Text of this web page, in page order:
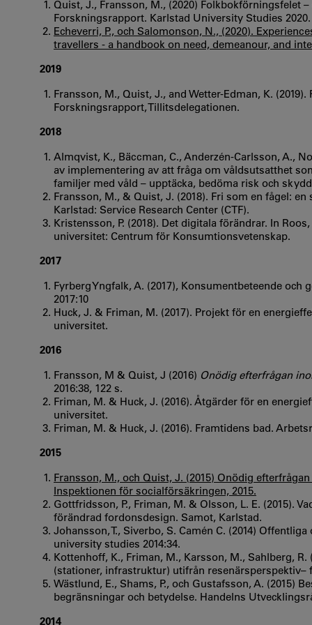
Quist, J., Fransson, M., (2020) Folkbokförningsfelet
Forskningsrapport. Karlstad University Studies 2020.
Echeverri, P., och Salomonson, N., (2020).
travellers - a handbook on need, demeanour, and
2019
Fransson, M., Quist, J., and Wetter-Edman, K.
Forskningsrapport, Tillitsdelegationen.
2018
Almqvist, K., Bäccman, C., Anderzén-Carlsson, A.,
av implementering av att fråga om våldsutsatthet
familjer med våld – upptäcka, bedöma risk och
Fransson, M., & Quist, J. (2018). Fri som en fågel:
Karlstad: Service Research Center (CTF).
Kristensson, P. (2018). Det digitala förändrar. In
universitet: Centrum för Konsumtionsvetenskap.
2017
Fyrberg Yngfalk, A. (2017), Konsumentbeteende
2017:10
Huck, J. & Friman, M. (2017). Projekt för en
universitet.
2016
Fransson, M & Quist, J (2016) Onödig efterfrågan
2016:38, 122 s.
Friman, M. & Huck, J. (2016). Åtgärder för en
universitet.
Friman, M. & Huck, J. (2016). Framtidens bad.
2015
Fransson, M., och Quist, J. (2015) Onödig
Inspektionen för socialförsäkringen, 2015.
Gottfridsson, P., Friman, M. & Olsson, L. E. (2015).
förändrad fordonsdesign. Samot, Karlstad.
Johansson, T., Siverbo, S. Camén C. (2014)
university studies 2014:34.
Kottenhoff, K., Friman, M., Karsson, M., Sahlberg,
(stationer, infrastruktur) utifrån
Wästlund, E., Shams, P., och Gustafsson, A. (2015)
begränsningar och betydelse. Handelns
2014